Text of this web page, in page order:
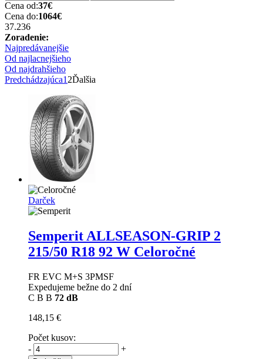
Cena od:37€
Cena do:1064€
37.236
Zoradenie:
Najpredávanejšie
Od najlacnejšieho
Od najdrahšieho
Predchádzajúca1 2Ďalšia
Darček
Semperit ALLSEASON-GRIP 2
215/50 R18 92 W Celoročné
FR EVC M+S 3PMSF
Expedujeme bežne do 2 dní
C B B 72 dB
148,15 €
Počet kusov:
-
+